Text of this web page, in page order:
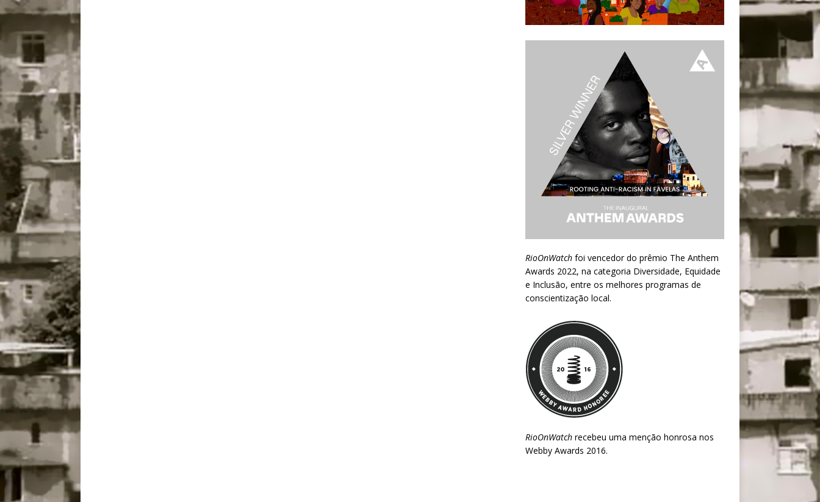
RioOnWatchfoi vencedor do prêmio The Anthem
Awards 2022, na categoria Diversidade, Equidade
e Inclusão, entre os melhores programas de
conscientização local.
RioOnWatchrecebeu uma menção honrosa nos
Webby Awards 2016.